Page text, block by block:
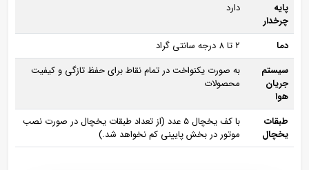
پایه
چرخدار
دارد
دما
2 تا 8 درجه سانتی‌ گراد
سیستم
جریان
هوا
به صورت یکنواخت در تمام نقاط برای حفظ تازگی و کیفیت
محصولات
طبقات
یخچال
با کف یخچال 5 عدد (از تعداد طبقات یخچال در صورت نصب
موتور در بخش پایینی کم نخواهد شد.)